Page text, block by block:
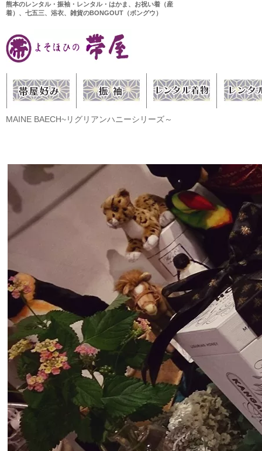
熊本のレンタル・振袖・レンタル・はかま、お祝い着（産
着）、七五三、浴衣、雑貨のBONGOUT（ボングウ）
MAINE BAECH~リグリアンハニーシリーズ～